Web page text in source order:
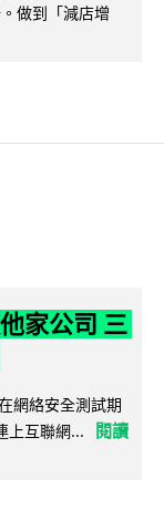
做到「減店增
家公司 三
網絡安全測試期
上互聯網...
閱讀